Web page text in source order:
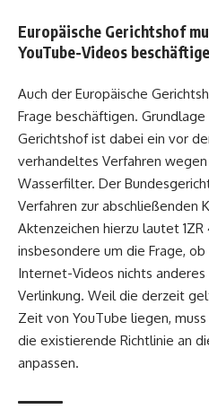
Europäische Gerichtshof
YouTube-Videos
Auch der Europäische
Frage beschäftigen. Grundlage
Gerichtshof ist dabei ein vor
verhandeltes Verfahren
Wasserfilter. Der
Verfahren zur abschließenden
Aktenzeichen hierzu lautet
insbesondere um die Frage, ob
Internet-Videos nichts
Verlinkung. Weil die derzeit
Zeit von YouTube liegen,
die existierende Richtlinie an
anpassen.